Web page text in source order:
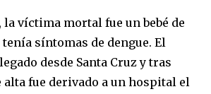
la víctima mortal fue un bebé de
síntomas de dengue. El
desde Santa Cruz y tras
fue derivado a un hospital el